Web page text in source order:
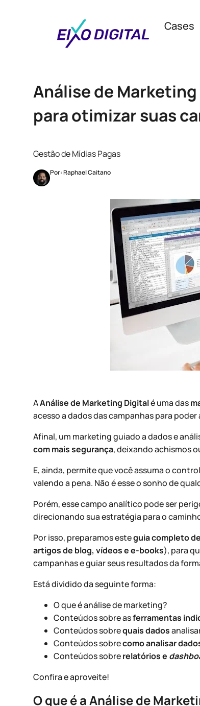
Cases
Análise de
para otimizar suas
Gestão de Mídias Pagas
Por: Raphael Caitano
AAnálise de Marketing Digitalé uma das
acesso a dados das campanhas para
Afinal, um marketing guiado a dados e
com mais segurança, deixando achismos
E, ainda, permite que você assuma o
valendo a pena. Não é esse o sonho de
Porém, esse campo analítico pode ser
direcionando sua estratégia para o
Por isso, preparamos esteguia completo
artigos de blog, vídeos e e-books), para
campanhas e guiar seus resultados da
Está dividido da seguinte forma:
O que é análise de marketing?
Conteúdos sobre asferramentas
Conteúdos sobrequais dados
Conteúdos sobrecomo analisar
Conteúdos sobrerelatórios e
Confira e aproveite!
O que é a Análise de